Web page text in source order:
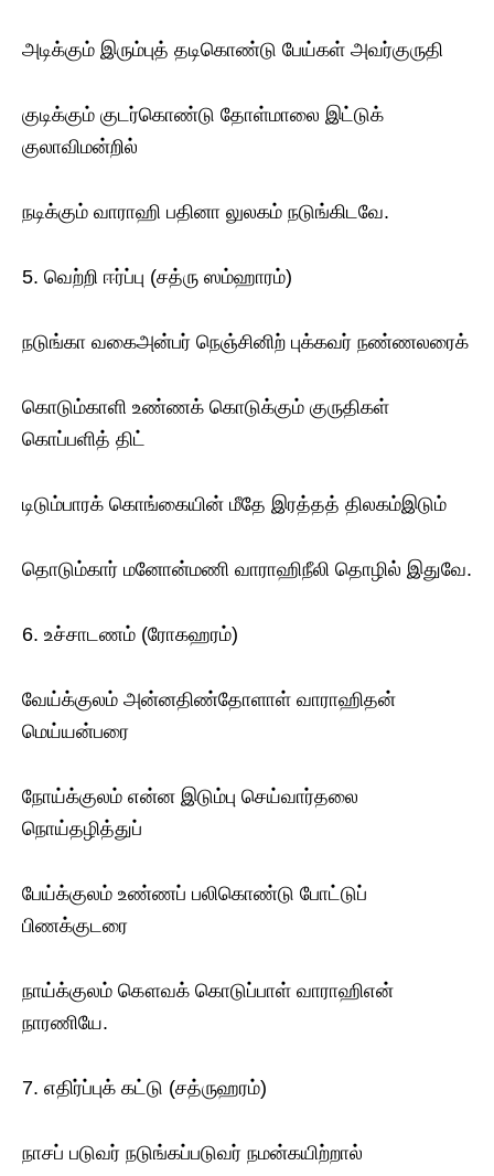
அடிக்கும் இரும்புத் தடிகொண்டு பேய்கள் அவர்குருதி
குடிக்கும் குடர்கொண்டு தோள்மாலை இட்டுக்
குலாவிமன்றில்
நடிக்கும் வாராஹி பதினா லுலகம் நடுங்கிடவே.
5. வெற்றி ஈர்ப்பு (சத்ரு ஸம்ஹாரம்)
நடுங்கா வகைஅன்பர் நெஞ்சினிற் புக்கவர் நண்ணலரைக்
கொடும்காளி உண்ணக் கொடுக்கும் குருதிகள்
கொப்பளித் திட்
டிடும்பாரக் கொங்கையின் மீதே இரத்தத் திலகம்இடும்
தொடும்கார் மனோன்மணி வாராஹிநீலி தொழில் இதுவே.
6. உச்சாடணம் (ரோகஹரம்)
வேய்க்குலம் அன்னதிண்தோளாள் வாராஹிதன்
மெய்யன்பரை
நோய்க்குலம் என்ன இடும்பு செய்வார்தலை
நொய்தழித்துப்
பேய்க்குலம் உண்ணப் பலிகொண்டு போட்டுப்
பிணக்குடரை
நாய்க்குலம் கௌவக் கொடுப்பாள் வாராஹிஎன்
நாரணியே.
7. எதிர்ப்புக் கட்டு (சத்ருஹரம்)
நாசப் படுவர் நடுங்கப்படுவர் நமன்கயிற்றால்